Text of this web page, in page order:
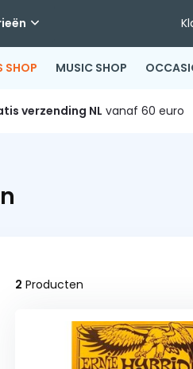
SHOP MUSIC SHOP
verzending NL vanaf 60 euro
2 Producten